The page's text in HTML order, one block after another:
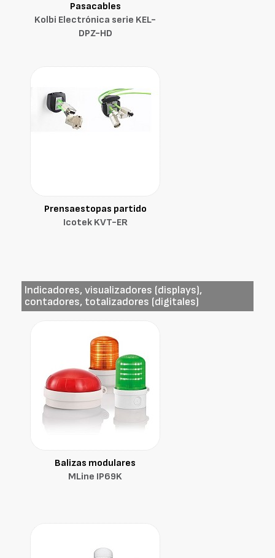
Pasacables
Kolbi Electrónica serie KEL-
DPZ-HD
Prensaestopas partido
Icotek KVT-ER
Indicadores, visualizadores (displays),
contadores, totalizadores (digitales)
Balizas modulares
MLine IP69K